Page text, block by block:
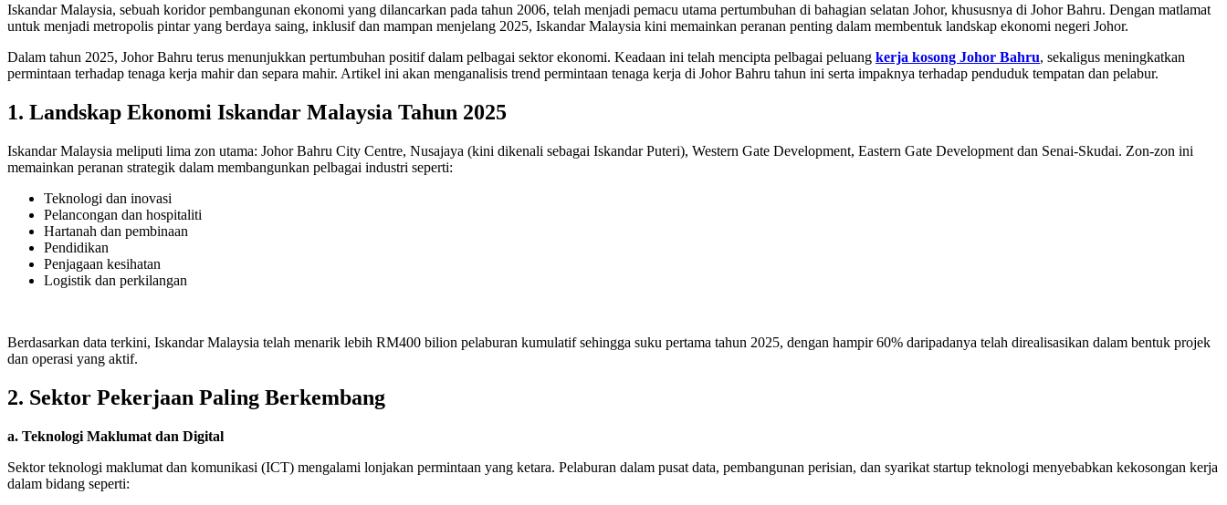
Iskandar Malaysia, sebuah koridor pembangunan ekonomi yang dilancarkan pada tahun 2006, telah menjadi pemacu utama pertumbuhan di bahagian selatan Johor, khususnya di Johor Bahru. Dengan matlamat
untuk menjadi metropolis pintar yang berdaya saing, inklusif dan mampan menjelang 2025, Iskandar Malaysia kini memainkan peranan penting dalam membentuk landskap ekonomi negeri Johor.
Dalam tahun 2025, Johor Bahru terus menunjukkan pertumbuhan positif dalam pelbagai sektor ekonomi. Keadaan ini telah mencipta pelbagai peluang kerja kosong Johor Bahru, sekaligus meningkatkan
permintaan terhadap tenaga kerja mahir dan separa mahir. Artikel ini akan menganalisis trend permintaan tenaga kerja di Johor Bahru tahun ini serta impaknya terhadap penduduk tempatan dan pelabur.
1. Landskap Ekonomi Iskandar Malaysia Tahun 2025
Iskandar Malaysia meliputi lima zon utama: Johor Bahru City Centre, Nusajaya (kini dikenali sebagai Iskandar Puteri), Western Gate Development, Eastern Gate Development dan Senai-Skudai. Zon-zon ini
memainkan peranan strategik dalam membangunkan pelbagai industri seperti:
Teknologi dan inovasi
Pelancongan dan hospitaliti
Hartanah dan pembinaan
Pendidikan
Penjagaan kesihatan
Logistik dan perkilangan
Berdasarkan data terkini, Iskandar Malaysia telah menarik lebih RM400 bilion pelaburan kumulatif sehingga suku pertama tahun 2025, dengan hampir 60% daripadanya telah direalisasikan dalam bentuk projek
dan operasi yang aktif.
2. Sektor Pekerjaan Paling Berkembang
a. Teknologi Maklumat dan Digital
Sektor teknologi maklumat dan komunikasi (ICT) mengalami lonjakan permintaan yang ketara. Pelaburan dalam pusat data, pembangunan perisian, dan syarikat startup teknologi menyebabkan kekosongan kerja
dalam bidang seperti: